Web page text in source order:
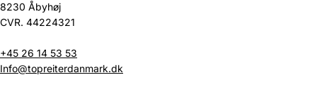
8230 Åbyhøj
CVR. 44224321
+45 26 14 53 53
Info@topreiterdanmark.dk